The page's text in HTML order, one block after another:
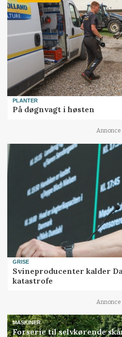
PLANTER
På døgnvagt i høsten
Annonce
GRISE
Svineproducenter kalder
katastrofe
Annonce
MASKINER
Forserie til selvkørende